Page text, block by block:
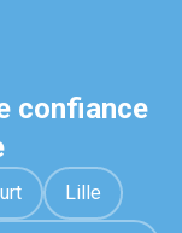
confiance
Lille